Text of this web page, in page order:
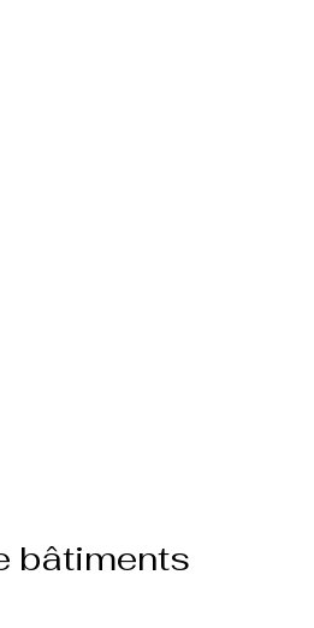
bâtiments